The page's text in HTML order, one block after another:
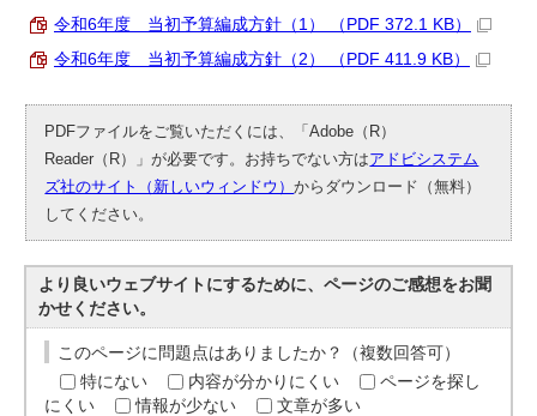
令和6年度 当初予算編成方針（1） （PDF 372.1 KB）
令和6年度 当初予算編成方針（2） （PDF 411.9 KB）
PDFファイルをご覧いただくには、「Adobe（R）
Reader（R）」が必要です。お持ちでない方はアドビシステム
ズ社のサイト（新しいウィンドウ）からダウンロード（無料）
してください。
より良いウェブサイトにするために、ページのご感想をお聞
かせください。
このページに問題点はありましたか？（複数回答可）
特にない
内容が分かりにくい
ページを探し
にくい
情報が少ない 文章が多い